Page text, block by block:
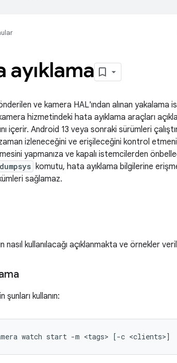
ayıklama
ve kamera HAL'ından alınan yakalama
hizmetindeki hata ayıklama araçları
içerir. Android 13 veya sonraki sürümleri
izleneceğini ve erişileceğini kontrol
yapmanıza ve kapalı istemcilerden
dumpsys komutu, hata ayıklama bilgilerine
sağlamaz.
nasıl kullanılacağı açıklanmakta ve örnekler
kullanın:
watch start -m <tags> [-c <clients>]